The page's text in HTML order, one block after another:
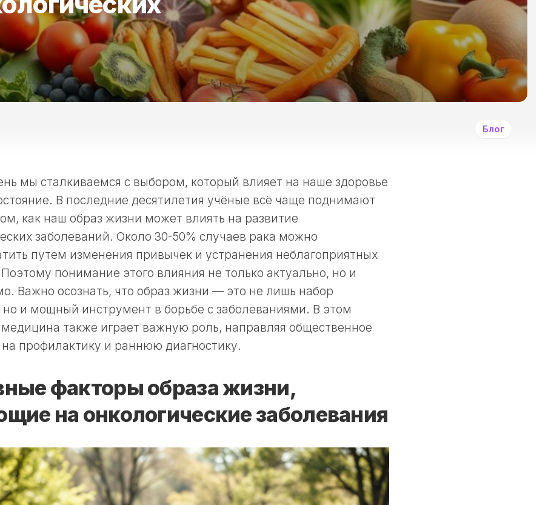
И
ДРУГИМИ
ОПУХОЛЯМИ?
СИМПТОМЫ
ЗАБОЛЕВАНИЯ
РАКОМ
И
Блог
мы сталкиваемся с выбором, который влияет на наше здоровье
В последние десятилетия учёные всё чаще поднимают
как наш образ жизни может влиять на развитие
заболеваний. Около 30-50% случаев рака можно
путем изменения привычек и устранения неблагоприятных
понимание этого влияния не только актуально, но и
Важно осознать, что образ жизни — это не лишь набор
и мощный инструмент в борьбе с заболеваниями. В этом
медицина также играет важную роль, направляя общественное
профилактику и раннюю диагностику.
факторы образа жизни,
на онкологические заболевания